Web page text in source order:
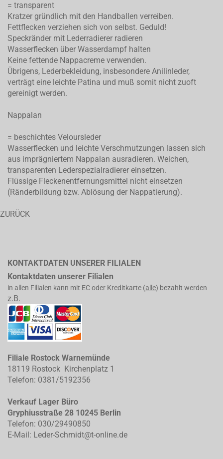
= transparent
Kratzer gründlich mit den Handballen verreiben.
Fettflecken verziehen sich von selbst. Geduld!
Speckränder mit Lederradierer radieren
Wasserflecken über Wasserdampf halten
Keine fettende Nappacreme verwenden.
Übrigens, Lederbekleidung, insbesondere Anilinleder,
verträgt eine leichte Patina und muß somit nicht zuoft
gereinigt werden.
Nappalan
= beschichtes Veloursleder
Wasserflecken und leichte Verschmutzungen lassen sich
aus imprägniertem Nappalan ausradieren. Weichen,
transparenten Lederspezialradierer einsetzen.
Flüssige Fleckenentfernungsmittel nicht einsetzen
(Ränderbildung bzw. Ablösung der Nappatierung).
ZURÜCK
KONTAKTDATEN UNSERER FILIALEN
Kontaktdaten unserer Filialen
in allen Filialen kann mit EC oder Kreditkarte (alle) bezahlt werden
z.B.
Filiale Rostock Warnemünde
18119 Rostock Kirchenplatz 1
Telefon: 0381/5192356
Verkauf Lager Büro
Gryphiusstraße 28 10245 Berlin
Telefon: 030/29490850
E-Mail: Leder-Schmidt@t-online.de